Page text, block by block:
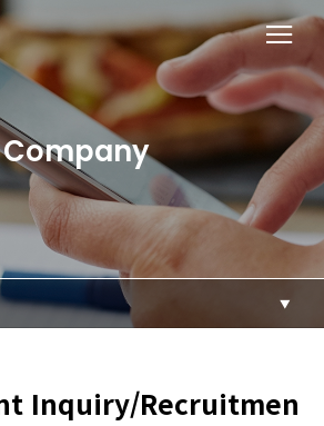
Company
Inquiry/Recruitmen